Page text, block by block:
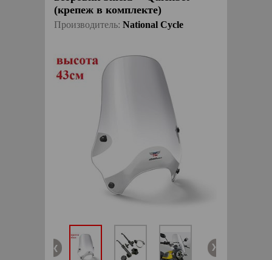
(крепеж в комплекте)
Производитель: National Cycle